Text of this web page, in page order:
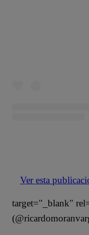
Ver esta
target="_blank"